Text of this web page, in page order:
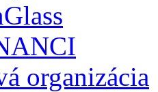
organizácia